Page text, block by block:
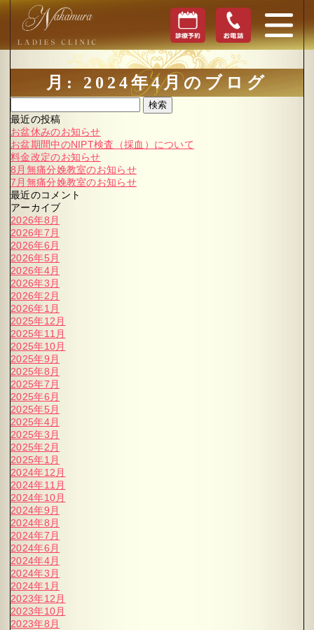
月: 2024年4月のブログ
検索
最近の投稿
お盆休みのお知らせ
お盆期間中のNIPT検査（採血）について
料金改定のお知らせ
8月無痛分娩教室のお知らせ
7月無痛分娩教室のお知らせ
最近のコメント
アーカイブ
2026年8月
2026年7月
2026年6月
2026年5月
2026年4月
2026年3月
2026年2月
2026年1月
2025年12月
2025年11月
2025年10月
2025年9月
2025年8月
2025年7月
2025年6月
2025年5月
2025年4月
2025年3月
2025年2月
2025年1月
2024年12月
2024年11月
2024年10月
2024年9月
2024年8月
2024年7月
2024年6月
2024年4月
2024年3月
2024年1月
2023年12月
2023年10月
2023年8月